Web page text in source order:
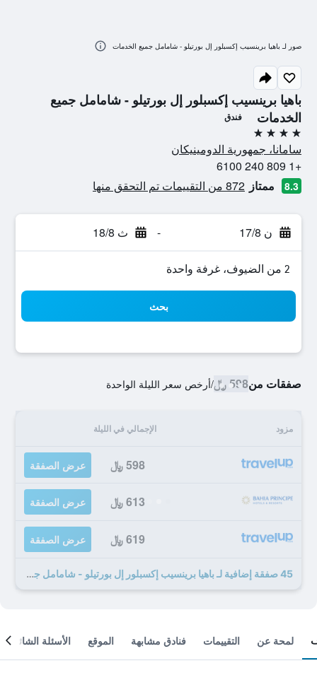
باهيا برينسيب إكسبلور إل بورتيلو - شامامل جميع
الخدمات
فندق
4 نجوم
سامانا، جمهورية الدومينيكان
+1 809 240 6100
8.3 ممتاز 872 من التقييمات تم التحقق منها
ن 17/8 - ث 18/8
2 من الضيوف، غرفة واحدة
بحث
صفقات من598 ﷼ /أرخص سعر الليلة الواحدة
مزود الإجمالي في الليلة
598 ﷼ عرض الصفقة
613 ﷼ عرض الصفقة
619 ﷼ عرض الصفقة
45 صفقة إضافية لـ باهيا برينسيب إكسبلور إل بورتيلو - شامامل جميع الخدمات
صور لـ باهيا برينسيب إكسبلور إل بورتيلو - شامامل جميع الخدمات
لمحة عن التقييمات فنادق مشابهة الموقع الأسئلة الشائعة